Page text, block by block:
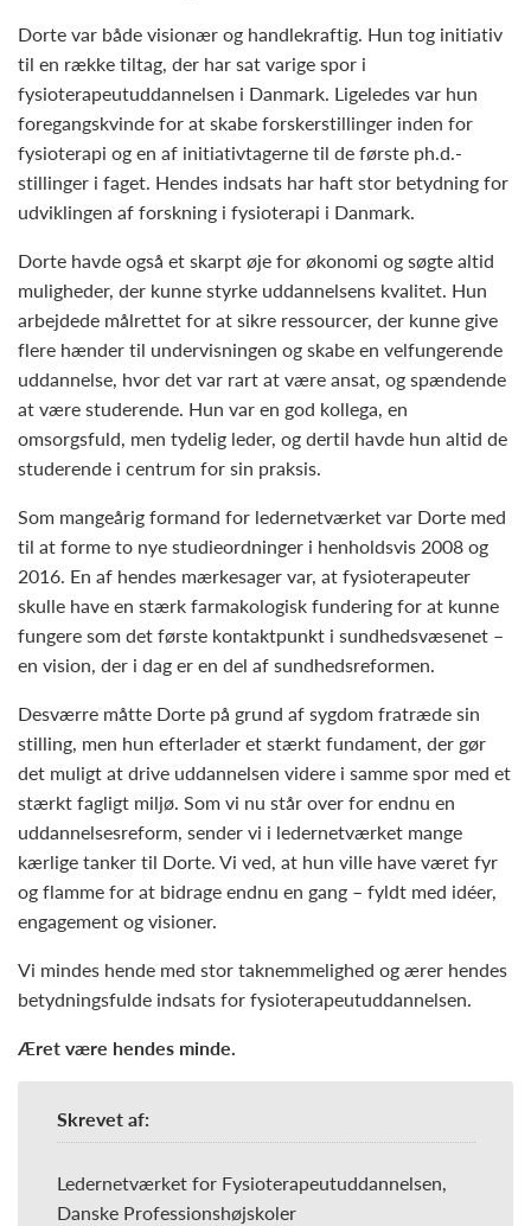
Dorte var både visionær og handlekraftig. Hun tog initiativ
til en række tiltag, der har sat varige spor i
fysioterapeutuddannelsen i Danmark. Ligeledes var hun
foregangskvinde for at skabe forskerstillinger inden for
fysioterapi og en af initiativtagerne til de første ph.d.-
stillinger i faget. Hendes indsats har haft stor betydning for
udviklingen af forskning i fysioterapi i Danmark.
Dorte havde også et skarpt øje for økonomi og søgte altid
muligheder, der kunne styrke uddannelsens kvalitet. Hun
arbejdede målrettet for at sikre ressourcer, der kunne give
flere hænder til undervisningen og skabe en velfungerende
uddannelse, hvor det var rart at være ansat, og spændende
at være studerende. Hun var en god kollega, en
omsorgsfuld, men tydelig leder, og dertil havde hun altid de
studerende i centrum for sin praksis.
Som mangeårig formand for ledernetværket var Dorte med
til at forme to nye studieordninger i henholdsvis 2008 og
2016. En af hendes mærkesager var, at fysioterapeuter
skulle have en stærk farmakologisk fundering for at kunne
fungere som det første kontaktpunkt i sundhedsvæsenet –
en vision, der i dag er en del af sundhedsreformen.
Desværre måtte Dorte på grund af sygdom fratræde sin
stilling, men hun efterlader et stærkt fundament, der gør
det muligt at drive uddannelsen videre i samme spor med et
stærkt fagligt miljø. Som vi nu står over for endnu en
uddannelsesreform, sender vi i ledernetværket mange
kærlige tanker til Dorte. Vi ved, at hun ville have været fyr
og flamme for at bidrage endnu en gang – fyldt med idéer,
engagement og visioner.
Vi mindes hende med stor taknemmelighed og ærer hendes
betydningsfulde indsats for fysioterapeutuddannelsen.
Æret være hendes minde.
Skrevet af:
Ledernetværket for Fysioterapeutuddannelsen,
Danske Professionshøjskoler